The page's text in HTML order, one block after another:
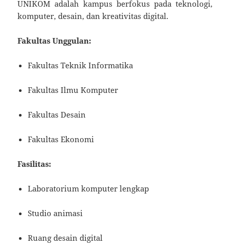
UNIKOM adalah kampus berfokus pada teknologi,
komputer, desain, dan kreativitas digital.
Fakultas Unggulan:
Fakultas Teknik Informatika
Fakultas Ilmu Komputer
Fakultas Desain
Fakultas Ekonomi
Fasilitas:
Laboratorium komputer lengkap
Studio animasi
Ruang desain digital